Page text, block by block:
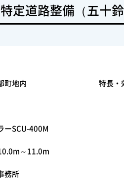
定道路整備（五十
町地内
ーSCU-400M
～11.0m
務所
特長・